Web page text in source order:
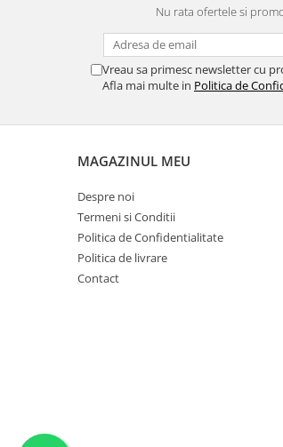
Nu rata ofertele si
Vreau sa primesc newsletter cu
Afla mai multe in Politica de
MAGAZINUL MEU
Despre noi
Termeni si Conditii
Politica de Confidentialitate
Politica de livrare
Contact